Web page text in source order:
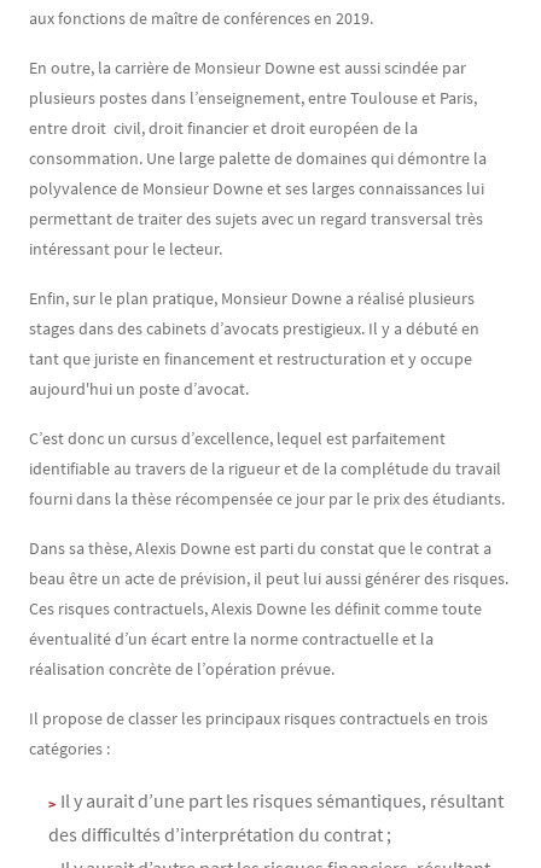
aux fonctions de maître de conférences en 2019.
En outre, la carrière de Monsieur Downe est aussi scindée par
plusieurs postes dans l’enseignement, entre Toulouse et Paris,
entre droit civil, droit financier et droit européen de la
consommation. Une large palette de domaines qui démontre la
polyvalence de Monsieur Downe et ses larges connaissances lui
permettant de traiter des sujets avec un regard transversal très
intéressant pour le lecteur.
Enfin, sur le plan pratique, Monsieur Downe a réalisé plusieurs
stages dans des cabinets d’avocats prestigieux. Il y a débuté en
tant que juriste en financement et restructuration et y occupe
aujourd'hui un poste d’avocat.
C’est donc un cursus d’excellence, lequel est parfaitement
identifiable au travers de la rigueur et de la complétude du travail
fourni dans la thèse récompensée ce jour par le prix des étudiants.
Dans sa thèse, Alexis Downe est parti du constat que le contrat a
beau être un acte de prévision, il peut lui aussi générer des risques.
Ces risques contractuels, Alexis Downe les définit comme toute
éventualité d’un écart entre la norme contractuelle et la
réalisation concrète de l’opération prévue.
Il propose de classer les principaux risques contractuels en trois
catégories :
Il y aurait d’une part les risques sémantiques, résultant
des difficultés d’interprétation du contrat ;